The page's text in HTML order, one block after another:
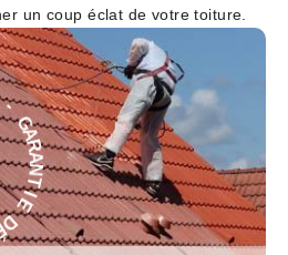
un coup éclat de votre toiture.
R
A
N
T
I
E
D
É
C
E